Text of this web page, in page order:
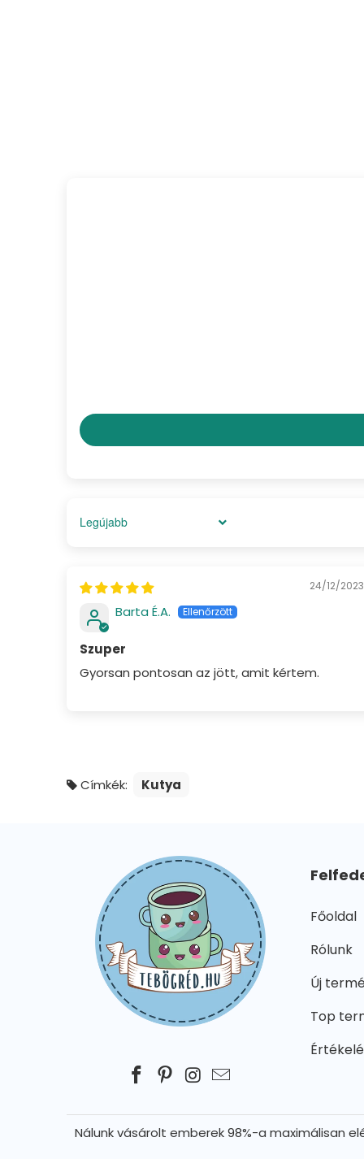
Sort by
24/12/2023
Barta É.A.
Szuper
Gyorsan pontosan az jött, amit kértem.
Címkék: Kutya
Főoldal
Rólunk
Új
Top
Nálunk vásárolt emberek 98%-a maximálisan